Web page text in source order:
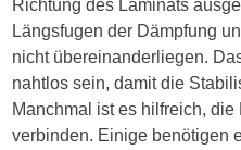
Richtung des Laminats
Längsfugen der Dämpfung
nicht übereinanderliegen.
nahtlos sein, damit die
Manchmal ist es hilfreich,
verbinden. Einige benötigen